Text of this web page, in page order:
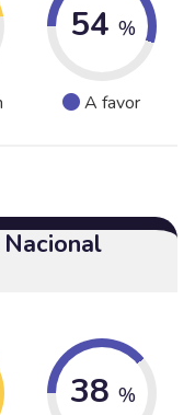
54 %
A favor
38 %